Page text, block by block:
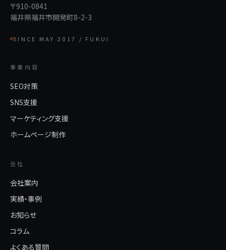
〒910-0841
福井県福井市開発町8-2-3
SINCE MAY 2017 / FUKUI
事業内容
SEO対策
SNS支援
マーケティング支援
ホームページ制作
会社
会社案内
実績・事例
お知らせ
コラム
よくある質問